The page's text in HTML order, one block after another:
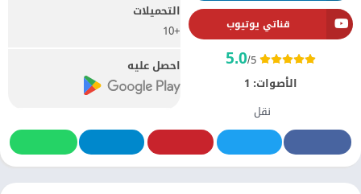
قناتي يوتيوب
5.0/5
الأصوات: 1
نقل
التحميلات
+10
احصل عليه